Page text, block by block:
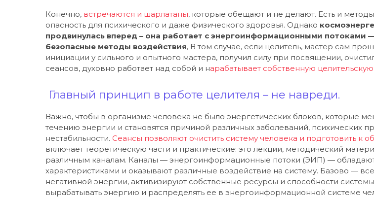
Конечно, встречаются и шарлатаны, которые обещают и не делают. Есть и
опасность для психического и даже физического здоровья. Однако
продвинулась вперед – она работает с энергоинформационными потоками
безопасные методы воздействия, В том случае, если целитель, мастер сам
инициации у сильного и опытного мастера, получил силу при посвящении,
сеансов, духовно работает над собой и нарабатывает собственную
Главный принцип в работе целителя – не навреди.
Важно, чтобы в организме человека не было энергетических блоков, которые
течению энергии и становятся причиной различных заболеваний, психических
нестабильности. Сеансы позволяют очистить систему человека и подготовить к
включает теоретическую части и практические: это лекции, методический
различным каналам. Каналы — энергоинформационные потоки (ЭИП) —
характеристиками и оказывают различные воздействие на систему. Базово —
негативной энергии, активизируют собственные ресурсы и способности
вырабатывать энергию и распределять ее в энергоинформационной системе